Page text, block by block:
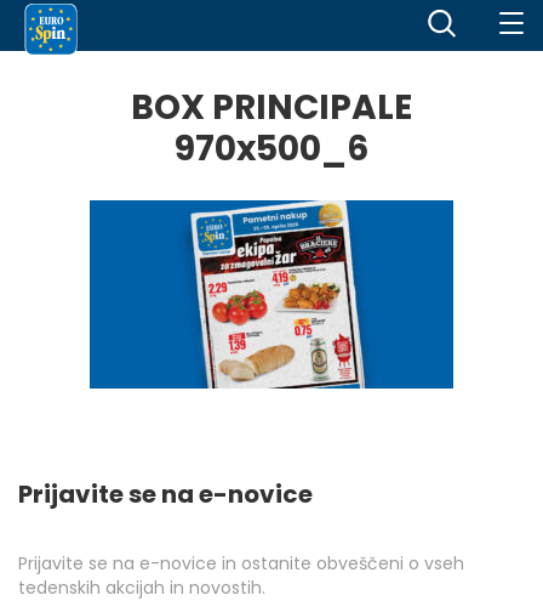
BOX PRINCIPALE
970x500_6
Prijavite se na e-novice
Prijavite se na e-novice in ostanite obveščeni o vseh
tedenskih akcijah in novostih.